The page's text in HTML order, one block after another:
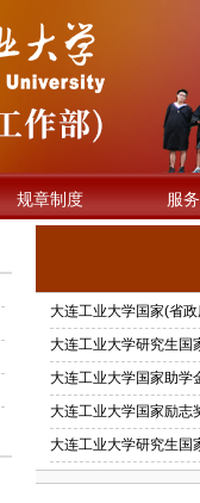
规章制度 服
大连工业大学国家(省
大连工业大学研究生国
大连工业大学国家助学
大连工业大学国家励志
大连工业大学研究生国